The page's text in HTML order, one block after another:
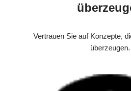
Vertrauen Sie auf Konzepte,
überzeugen.